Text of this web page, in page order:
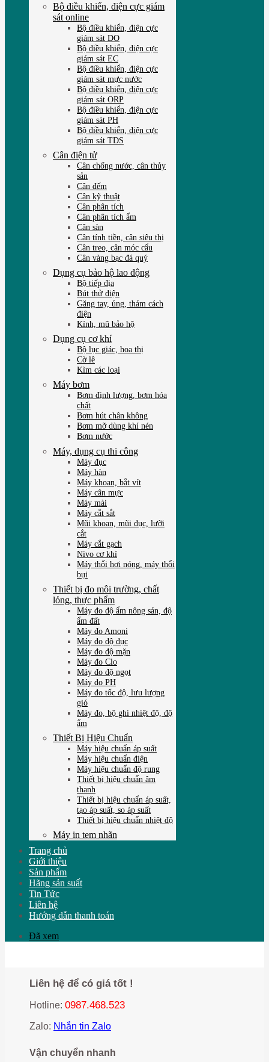
Bộ điều khiển, điện cực giám
sát online
Bộ điều khiển, điện cực
giám sát DO
Bộ điều khiển, điện cực
giám sát EC
Bộ điều khiển, điện cực
giám sát mực nước
Bộ điều khiển, điện cực
giám sát ORP
Bộ điều khiển, điện cực
giám sát PH
Bộ điều khiển, điện cực
giám sát TDS
Cân điện tử
Cân chống nước, cân thủy
sản
Cân đếm
Cân kỹ thuật
Cân phân tích
Cân phân tích ẩm
Cân sàn
Cân tính tiền, cân siêu thị
Cân treo, cân móc cẩu
Cân vàng bạc đá quý
Dụng cụ bảo hộ lao động
Bộ tiếp địa
Bút thử điện
Găng tay, ủng, thảm cách
điện
Kính, mũ bảo hộ
Dụng cụ cơ khí
Bộ lục giác, hoa thị
Cờ lê
Kìm các loại
Máy bơm
Bơm định lượng, bơm hóa
chất
Bơm hút chân không
Bơm mỡ dùng khí nén
Bơm nước
Máy, dụng cụ thi công
Máy đục
Máy hàn
Máy khoan, bắt vít
Máy cân mực
Máy mài
Máy cắt sắt
Mũi khoan, mũi đục, lưỡi
cắt
Máy cắt gạch
Nivo cơ khí
Máy thổi hơi nóng, máy thổi
bụi
Thiết bị đo môi trường, chất
lỏng, thực phẩm
Máy đo độ ẩm nông sản, độ
ẩm đất
Máy đo Amoni
Máy đo độ đục
Máy đo độ mặn
Máy đo Clo
Máy đo độ ngọt
Máy đo PH
Máy đo tốc độ, lưu lượng
gió
Máy đo, bộ ghi nhiệt độ, độ
ẩm
Thiết Bị Hiệu Chuẩn
Máy hiệu chuẩn áp suất
Máy hiệu chuẩn điện
Máy hiệu chuẩn độ rung
Thiết bị hiệu chuẩn âm
thanh
Thiết bị hiệu chuẩn áp suất,
tạo áp suất, so áp suất
Thiết bị hiệu chuẩn nhiệt độ
Máy in tem nhãn
Trang chủ
Giới thiệu
Sản phẩm
Hãng sản suất
Tin Tức
Liên hệ
Hướng dẫn thanh toán
Đã xem
Liên hệ để có giá tốt !
Hotline: 0987.468.523
Zalo: Nhắn tin Zalo
Vận chuyển nhanh